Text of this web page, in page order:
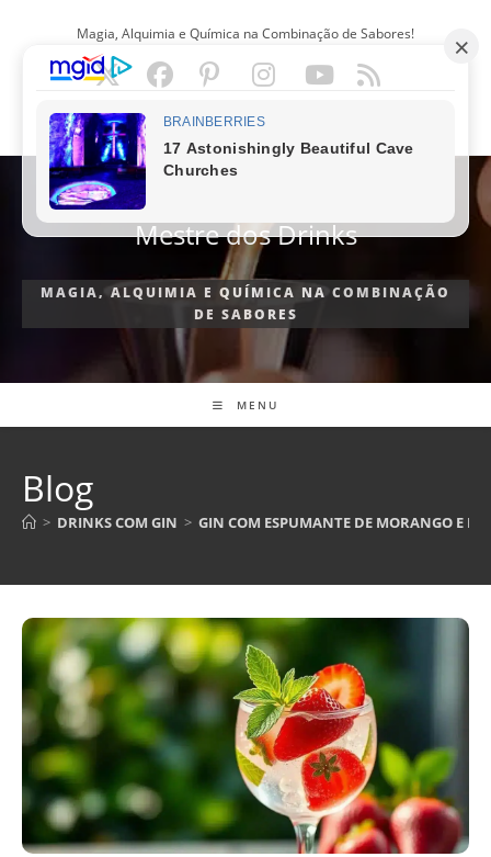
Magia, Alquimia e Química na Combinação de Sabores!
PORTUGUÊS
Mestre dos Drinks
MAGIA, ALQUIMIA E QUÍMICA NA COMBINAÇÃO
DE SABORES
MENU
Blog
> DRINKS COM GIN > GIN COM ESPUMANTE DE MORANGO E